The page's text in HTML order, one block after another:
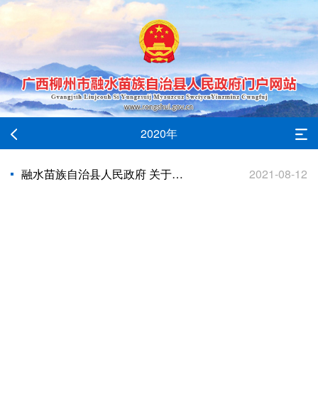
2020年
融水苗族自治县人民政府 关于2020年财政决算报告（草案） 2021-08-12